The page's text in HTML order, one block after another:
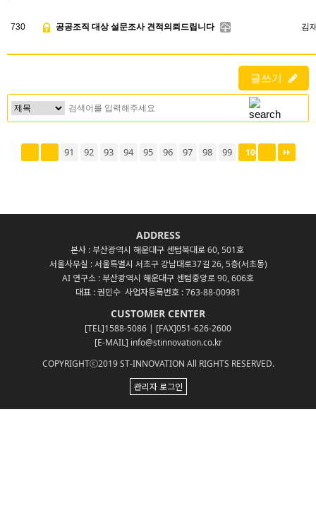
730 공공조직 대상 설문조사 견적의뢰드립니다 김
글쓰기
91 92 93 94 95 96 97 98 99 100
ADDRESS
본사 : 부산광역시 해운대구 센텀북대로 60, 501호
서울사무실 : 서울특별시 서초구 강남대로37길 26, 5층(서초동)
AI 연구소 : 부산광역시 해운대구 센텀중앙로 90, 606호
대표 : 권민수 사업자등록번호 : 763-88-00981
CUSTOMER CENTER
[TEL]1588-5086 | [FAX]051-626-2600
[E-MAIL] info@stinnovation.co.kr
COPYRIGHTⓒ2019 ST-INNOVATION All RIGHTS RESERVED.
관리자 로그인